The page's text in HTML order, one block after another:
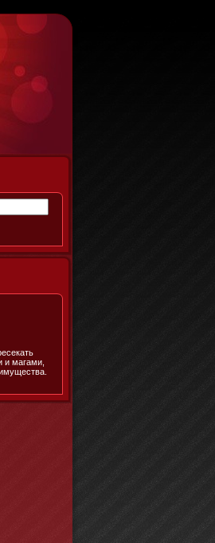
и магами,